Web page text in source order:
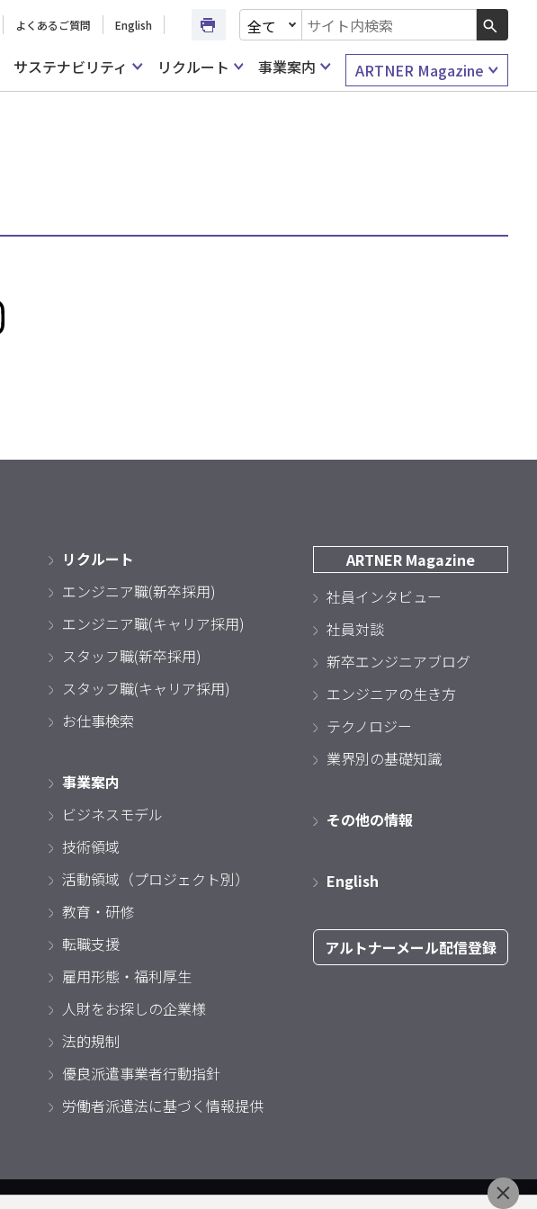
よくあるご質問 English
文書種別を選択
検索キーワード入力
サステナビリティ リクルート 事業案内 ARTNER Magazine
リクルート
エンジニア職(新卒採用)
エンジニア職(キャリア採用)
スタッフ職(新卒採用)
スタッフ職(キャリア採用)
お仕事検索
事業案内
ビジネスモデル
技術領域
活動領域（プロジェクト別）
教育・研修
転職支援
雇用形態・福利厚生
人財をお探しの企業様
法的規制
優良派遣事業者行動指針
労働者派遣法に基づく情報提供
ARTNER Magazine
社員インタビュー
社員対談
新卒エンジニアブログ
エンジニアの生き方
テクノロジー
業界別の基礎知識
その他の情報
English
アルトナーメール配信登録